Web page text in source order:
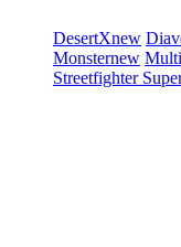
DesertXnew
Monsternew
Streetfighter